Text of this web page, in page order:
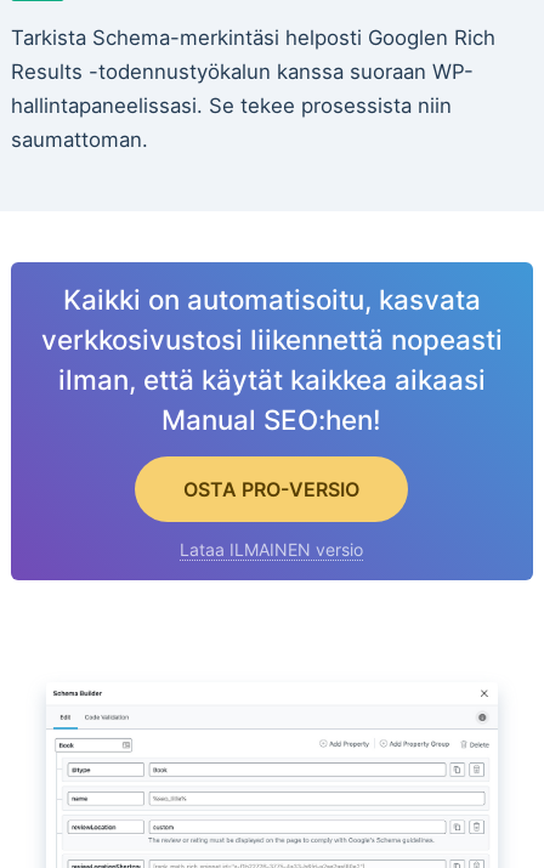
Tarkista Schema-merkintäsi helposti Googlen Rich
Results -todennustyökalun kanssa suoraan WP-
hallintapaneelissasi. Se tekee prosessista niin
saumattoman.
Kaikki on automatisoitu, kasvata
verkkosivustosi liikennettä nopeasti
ilman, että käytät kaikkea aikaasi
Manual SEO:hen!
OSTA PRO-VERSIO
Lataa ILMAINEN versio